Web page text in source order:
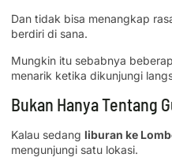
Dan tidak bisa menangkap
berdiri di sana.
Mungkin itu sebabnya
menarik ketika dikunjungi
Bukan Hanya Tentang
Kalau sedang liburan ke
mengunjungi satu lokasi.